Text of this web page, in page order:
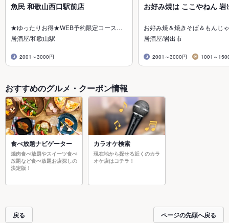
魚民 和歌山西口駅前店
★ゆったりお得★WEB予約限定コース…
居酒屋/和歌山駅
2001～3000円
お好み焼は ここやねん 岩
お好み焼＆焼きそば＆もんじ
居酒屋/岩出市
2001～3000円 1001～
おすすめのグルメ・クーポン情報
食べ放題ナビゲーター
焼肉食べ放題やスイーツ食べ
放題など食べ放題お店探しの
決定版！
カラオケ検索
現在地から探せる近くのカラ
オケ店はコチラ！
戻る ページの先頭へ戻る